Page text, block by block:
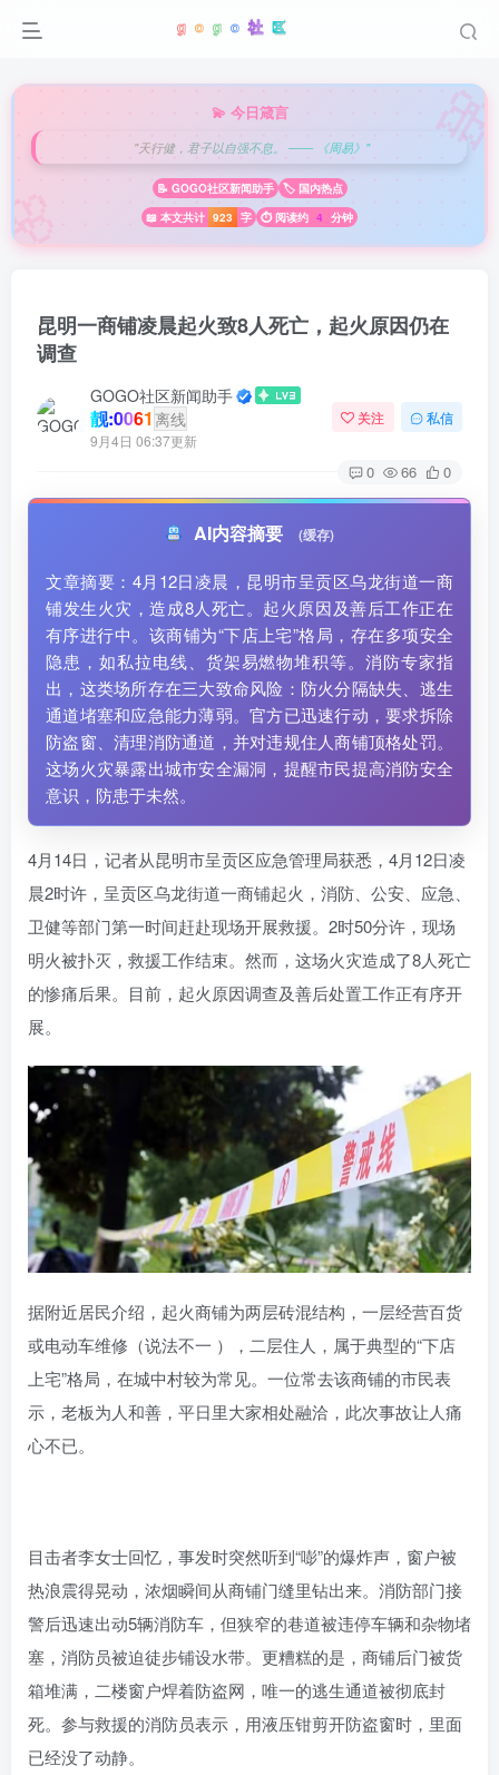
💫 今日箴言
"天行健，君子以自强不息。 —— 《周易》"
📝 GOGO社区新闻助手
🏷️ 国内热点
📖 本文共计 923 字 ⏱️ 阅读约 4 分钟
昆明一商铺凌晨起火致8人死亡，起火原因仍在
调查
GOGO社区新闻助手
靓:0061 离线
9月4日 06:37更新
关注 私信
0 66 0
AI内容摘要 (缓存)
文章摘要：4月12日凌晨，昆明市呈贡区乌龙街道一商
铺发生火灾，造成8人死亡。起火原因及善后工作正在
有序进行中。该商铺为“下店上宅”格局，存在多项安全
隐患，如私拉电线、货架易燃物堆积等。消防专家指
出，这类场所存在三大致命风险：防火分隔缺失、逃生
通道堵塞和应急能力薄弱。官方已迅速行动，要求拆除
防盗窗、清理消防通道，并对违规住人商铺顶格处罚。
这场火灾暴露出城市安全漏洞，提醒市民提高消防安全
意识，防患于未然。
4月14日，记者从昆明市呈贡区应急管理局获悉，4月12日凌
晨2时许，呈贡区乌龙街道一商铺起火，消防、公安、应急、
卫健等部门第一时间赶赴现场开展救援。2时50分许，现场
明火被扑灭，救援工作结束。然而，这场火灾造成了8人死亡
的惨痛后果。目前，起火原因调查及善后处置工作正有序开
展。
据附近居民介绍，起火商铺为两层砖混结构，一层经营百货
或电动车维修（说法不一 ），二层住人，属于典型的“下店
上宅”格局，在城中村较为常见。一位常去该商铺的市民表
示，老板为人和善，平日里大家相处融洽，此次事故让人痛
心不已。
目击者李女士回忆，事发时突然听到“嘭”的爆炸声，窗户被
热浪震得晃动，浓烟瞬间从商铺门缝里钻出来。消防部门接
警后迅速出动5辆消防车，但狭窄的巷道被违停车辆和杂物堵
塞，消防员被迫徒步铺设水带。更糟糕的是，商铺后门被货
箱堆满，二楼窗户焊着防盗网，唯一的逃生通道被彻底封
死。参与救援的消防员表示，用液压钳剪开防盗窗时，里面
已经没了动静。